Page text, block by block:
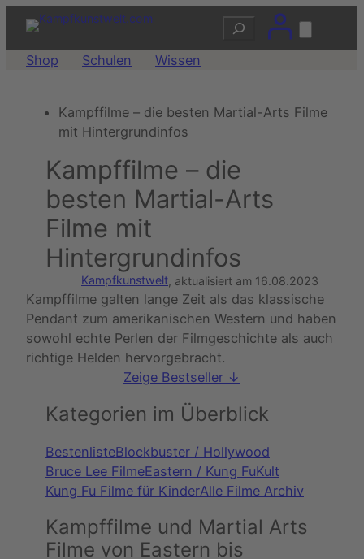
Zum
Inhalt
springen
Suchen
Shop Schulen Wissen
Kampffilme – die besten Martial-Arts Filme
mit Hintergrundinfos
Kampffilme – die
besten Martial-Arts
Filme mit
Hintergrundinfos
Kampfkunstwelt , aktualisiert am 16.08.2023
Kampffilme galten lange Zeit als das klassische
Pendant zum amerikanischen Western und haben
sowohl echte Perlen der Filmgeschichte als auch
richtige Helden hervorgebracht.
Zeige Bestseller ↓
Kategorien im Überblick
BestenlisteBlockbuster / Hollywood
Bruce Lee FilmeEastern / Kung FuKult
Kung Fu Filme für KinderAlle Filme Archiv
Kampffilme und Martial Arts
Filme von Eastern bis